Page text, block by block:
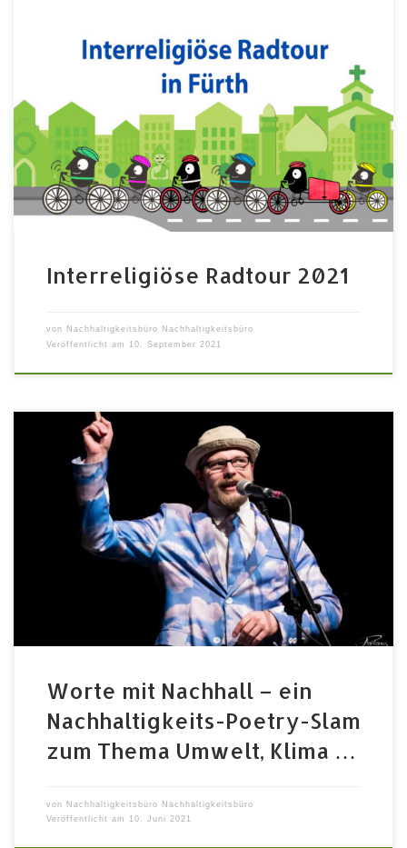
16. -22. September täglich von 9:00 bis 19:00 Uhr
Lernen Sie bei der Interreligiösen Radtour die
Glaubenshäuser verschiedener Gemeinden in Fürth
näher kennen! Die Radtour verbindet acht
Gotteshäuser, die ihren Beitrag zur Bewahrung der
Schöpfung und Nachhaltigkeit mit einer Station
präsentieren. Als Individualtour können Sie diese Tour
während der gesamten […]
Interreligiöse Radtour 2021
von Nachhaltigkeitsbüro Nachhaltigkeitsbüro
Veröffentlicht am
10. September 2021
17. Juli 2021, 18:15 Uhr, Freiluftbühne im Fürther
Stadtpark Auch wenn die Welt gerade andere Themen
hat: Nachhaltigkeit bleibt wichtig. Um nicht zu sagen
das Mega-Thema der kommenden Jahrzehnte.
Deswegen machen sich auch die Poetry Slammer*innen
in ihren Texten Gedanken zu dieser für uns alle
wichtigen Sache und präsentieren im […]
Worte mit Nachhall – ein
Nachhaltigkeits-Poetry-Slam
zum Thema Umwelt, Klima …
von Nachhaltigkeitsbüro Nachhaltigkeitsbüro
Veröffentlicht am
10. Juni 2021